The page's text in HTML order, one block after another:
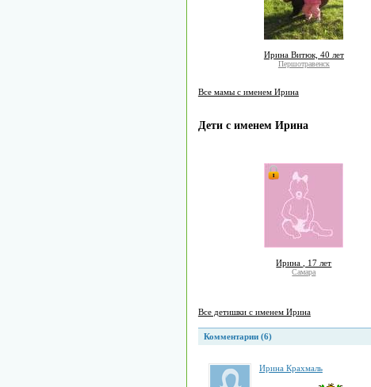
Ирина Витюк, 40 лет
Першотравенск
Все мамы с именем Ирина
Дети с именем Ирина
Ирина , 17 лет
Самара
Все детишки с именем Ирина
Комментарии (6)
Ирина Крахмаль